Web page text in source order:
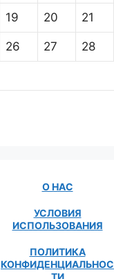
19 20 21
26 27 28
О НАС
УСЛОВИЯ
ИСПОЛЬЗОВАНИЯ
ПОЛИТИКА
КОНФИДЕНЦИАЛЬНОС